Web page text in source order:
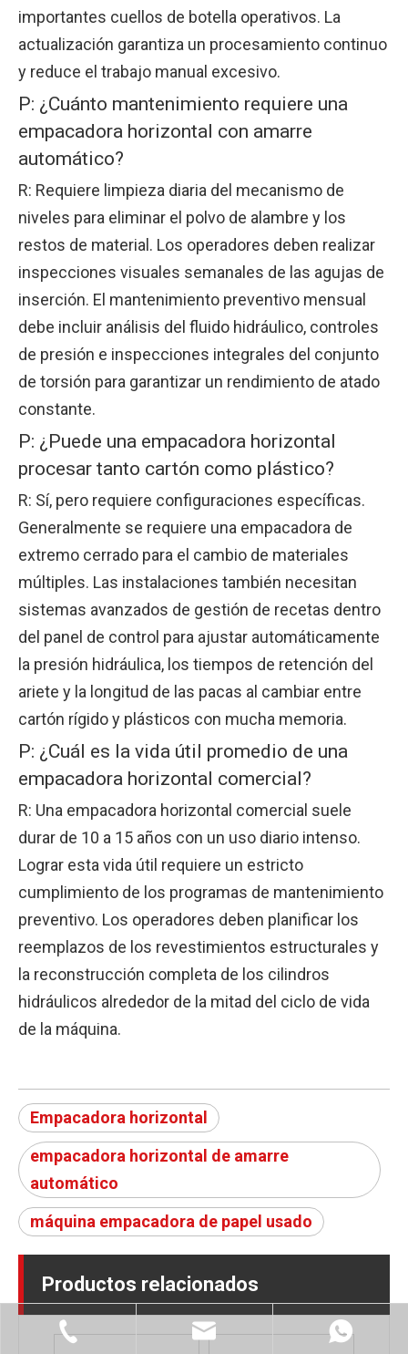
importantes cuellos de botella operativos. La
actualización garantiza un procesamiento continuo
y reduce el trabajo manual excesivo.
P: ¿Cuánto mantenimiento requiere una
empacadora horizontal con amarre
automático?
R: Requiere limpieza diaria del mecanismo de
niveles para eliminar el polvo de alambre y los
restos de material. Los operadores deben realizar
inspecciones visuales semanales de las agujas de
inserción. El mantenimiento preventivo mensual
debe incluir análisis del fluido hidráulico, controles
de presión e inspecciones integrales del conjunto
de torsión para garantizar un rendimiento de atado
constante.
P: ¿Puede una empacadora horizontal
procesar tanto cartón como plástico?
R: Sí, pero requiere configuraciones específicas.
Generalmente se requiere una empacadora de
extremo cerrado para el cambio de materiales
múltiples. Las instalaciones también necesitan
sistemas avanzados de gestión de recetas dentro
del panel de control para ajustar automáticamente
la presión hidráulica, los tiempos de retención del
ariete y la longitud de las pacas al cambiar entre
cartón rígido y plásticos con mucha memoria.
P: ¿Cuál es la vida útil promedio de una
empacadora horizontal comercial?
R: Una empacadora horizontal comercial suele
durar de 10 a 15 años con un uso diario intenso.
Lograr esta vida útil requiere un estricto
cumplimiento de los programas de mantenimiento
preventivo. Los operadores deben planificar los
reemplazos de los revestimientos estructurales y
la reconstrucción completa de los cilindros
hidráulicos alrededor de la mitad del ciclo de vida
de la máquina.
Empacadora horizontal
empacadora horizontal de amarre
automático
máquina empacadora de papel usado
Productos relacionados